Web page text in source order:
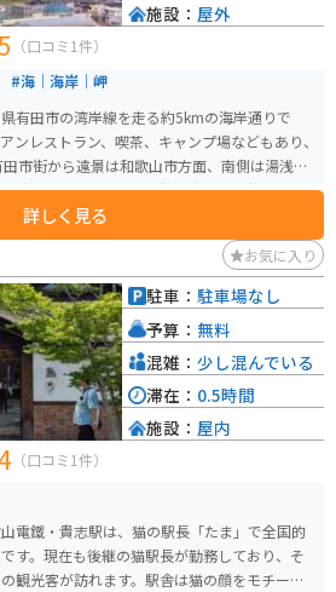
（口コミ1件）
#海｜海岸｜岬
有田市の湾岸線を走る約5kmの海岸通りで
ンレストラン、喫茶、キャンプ場などもあり、
時期には、東屋付近で桜と海景色の共演が楽
詳しく見る
施設： 屋外
お気に入り
（口コミ1件）
電鐵・貴志駅は、猫の駅長「たま」で全国的
す。現在も後継の猫駅長が勤務しており、そ
観光客が訪れます。駅舎は猫の顔をモチーフ
駐車： 駐車場なし
予算： 無料
混雑： 少し混んでいる
滞在： 0.5時間
施設： 屋内